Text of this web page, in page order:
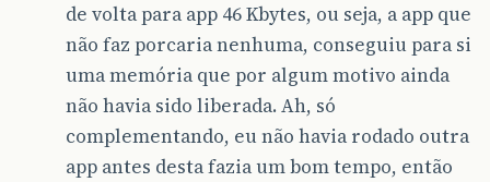
de volta para app 46 Kbytes, ou seja, a app que
não faz porcaria nenhuma, conseguiu para si
uma memória que por algum motivo ainda
não havia sido liberada. Ah, só
complementando, eu não havia rodado outra
app antes desta fazia um bom tempo, então